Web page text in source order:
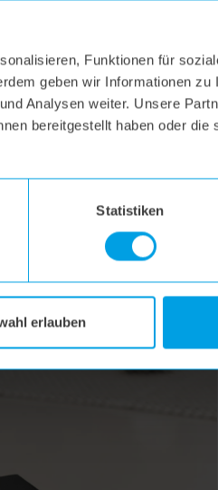
Funktionen für
geben wir Informationen zu
Analysen weiter. Unsere
bereitgestellt haben oder die
Statistiken
erlauben
seinen 360° Lenkrollen
bauen